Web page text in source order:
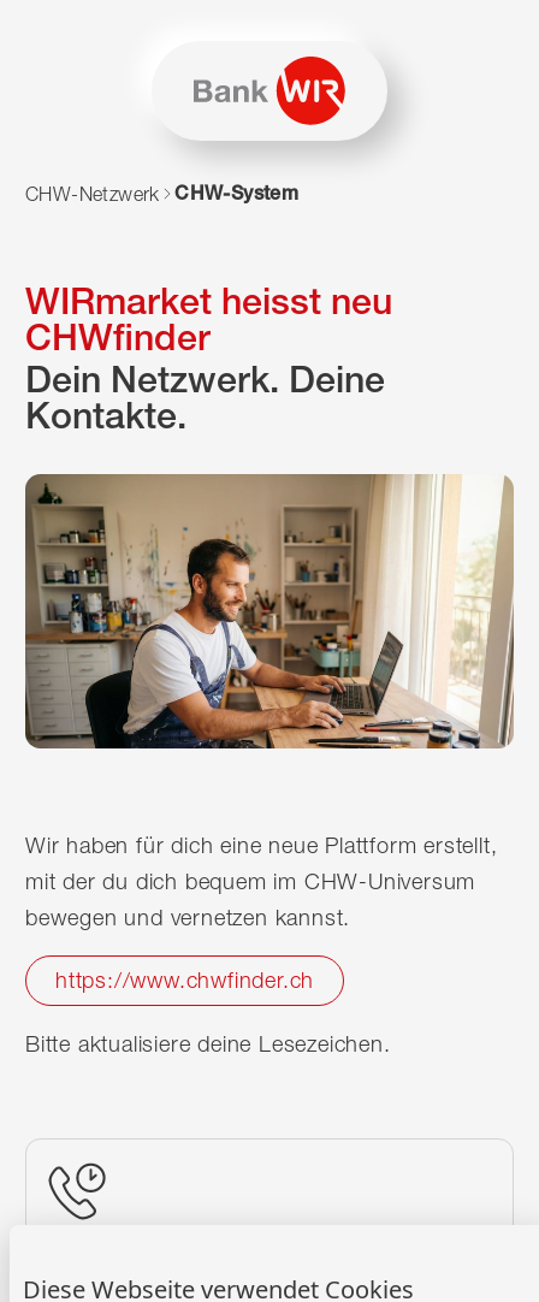
Diese Webseite verwendet Cookies
Zum Navigieren dieser Seite wird JavaScript benötigt.
CHW-Netzwerk CHW-System
WIRmarket heisst neu
CHWfinder
Dein Netzwerk. Deine
Kontakte.
Wir haben für dich eine neue Plattform erstellt,
mit der du dich bequem im CHW-Universum
bewegen und vernetzen kannst.
https://www.chwfinder.ch
Bitte aktualisiere deine Lesezeichen.